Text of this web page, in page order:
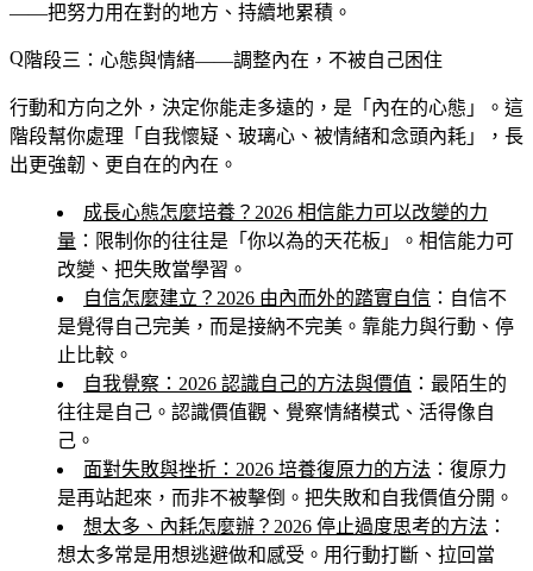
——把努力用在對的地方、持續地累積。
階段三：心態與情緒——調整內在，不被自己困住
行動和方向之外，決定你能走多遠的，是「內在的心態」。這
階段幫你處理「自我懷疑、玻璃心、被情緒和念頭內耗」，長
出更強韌、更自在的內在。
成長心態怎麼培養？2026 相信能力可以改變的力
量 ：限制你的往往是「你以為的天花板」。相信能力可
改變、把失敗當學習。
自信怎麼建立？2026 由內而外的踏實自信 ：自信不
是覺得自己完美，而是接納不完美。靠能力與行動、停
止比較。
自我覺察：2026 認識自己的方法與價值 ：最陌生的
往往是自己。認識價值觀、覺察情緒模式、活得像自
己。
面對失敗與挫折：2026 培養復原力的方法 ：復原力
是再站起來，而非不被擊倒。把失敗和自我價值分開。
想太多、內耗怎麼辦？2026 停止過度思考的方法 ：
想太多常是用想逃避做和感受。用行動打斷、拉回當